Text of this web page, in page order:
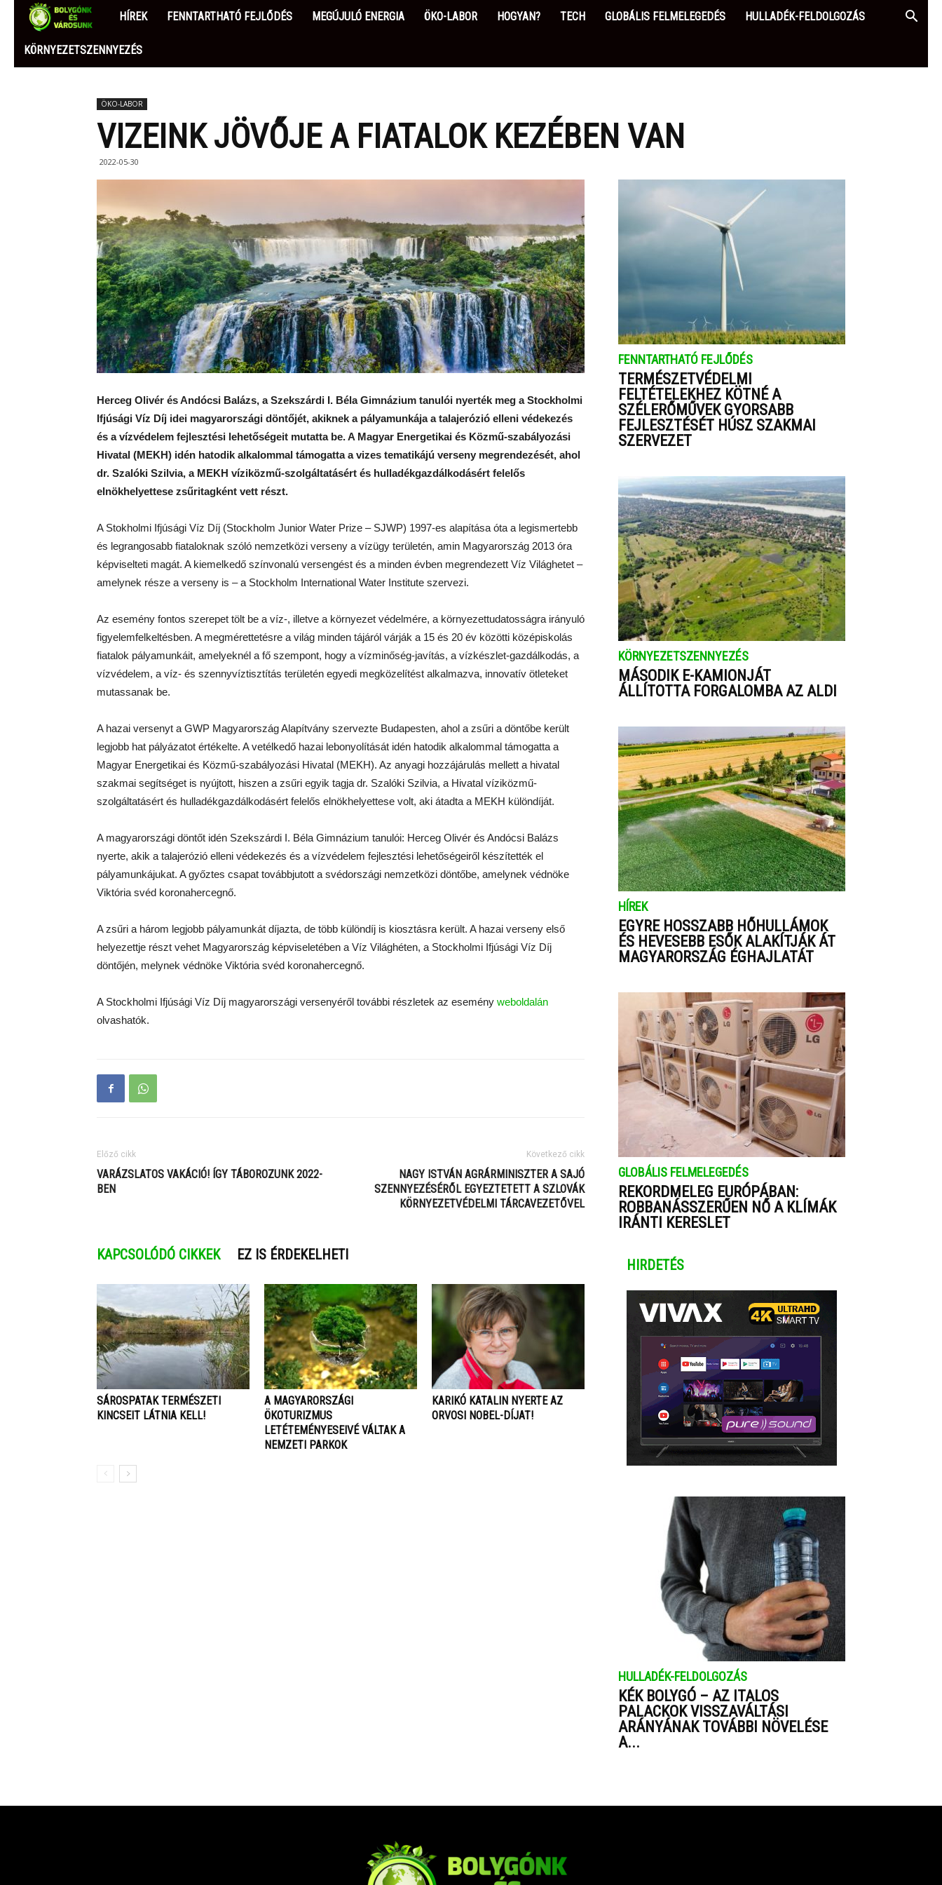
BOLYGÓNK
ÉS
HÍREK FENNTARTHATÓ FEJLŐDÉS MEGÚJULÓ ENERGIA ÖKO-LABOR HOGYAN? TECH GLOBÁLIS FELMELEGEDÉS HULLADÉK-FELDOLGOZÁS
KÖRNYEZETSZENNYEZÉS
ÖKO-LABOR
VIZEINK JÖVŐJE A FIATALOK KEZÉBEN VAN
2022-05-30
Herceg Olivér és Andócsi Balázs, a Szekszárdi I. Béla Gimnázium tanulói nyerték meg a Stockholmi
Ifjúsági Víz Díj idei magyarországi döntőjét, akiknek a pályamunkája a talajerózió elleni védekezés
és a vízvédelem fejlesztési lehetőségeit mutatta be. A Magyar Energetikai és Közmű-szabályozási
Hivatal (MEKH) idén hatodik alkalommal támogatta a vizes tematikájú verseny megrendezését, ahol
dr. Szalóki Szilvia, a MEKH víziközmű-szolgáltatásért és hulladékgazdálkodásért felelős
elnökhelyettese zsűritagként vett részt.
A Stokholmi Ifjúsági Víz Díj (Stockholm Junior Water Prize – SJWP) 1997-es alapítása óta a legismertebb
és legrangosabb fiataloknak szóló nemzetközi verseny a vízügy területén, amin Magyarország 2013 óra
képviselteti magát. A kiemelkedő színvonalú versengést és a minden évben megrendezett Víz Világhetet –
amelynek része a verseny is – a Stockholm International Water Institute szervezi.
Az esemény fontos szerepet tölt be a víz-, illetve a környezet védelmére, a környezettudatosságra irányuló
figyelemfelkeltésben. A megmérettetésre a világ minden tájáról várják a 15 és 20 év közötti középiskolás
fiatalok pályamunkáit, amelyeknél a fő szempont, hogy a vízminőség-javítás, a vízkészlet-gazdálkodás, a
vízvédelem, a víz- és szennyvíztisztítás területén egyedi megközelítést alkalmazva, innovatív ötleteket
mutassanak be.
A hazai versenyt a GWP Magyarország Alapítvány szervezte Budapesten, ahol a zsűri a döntőbe került
legjobb hat pályázatot értékelte. A vetélkedő hazai lebonyolítását idén hatodik alkalommal támogatta a
Magyar Energetikai és Közmű-szabályozási Hivatal (MEKH). Az anyagi hozzájárulás mellett a hivatal
szakmai segítséget is nyújtott, hiszen a zsűri egyik tagja dr. Szalóki Szilvia, a Hivatal víziközmű-
szolgáltatásért és hulladékgazdálkodásért felelős elnökhelyettese volt, aki átadta a MEKH különdíját.
A magyarországi döntőt idén Szekszárdi I. Béla Gimnázium tanulói: Herceg Olivér és Andócsi Balázs
nyerte, akik a talajerózió elleni védekezés és a vízvédelem fejlesztési lehetőségeiről készítették el
pályamunkájukat. A győztes csapat továbbjutott a svédországi nemzetközi döntőbe, amelynek védnöke
Viktória svéd koronahercegnő.
A zsűri a három legjobb pályamunkát díjazta, de több különdíj is kiosztásra került. A hazai verseny első
helyezettje részt vehet Magyarország képviseletében a Víz Világhéten, a Stockholmi Ifjúsági Víz Díj
döntőjén, melynek védnöke Viktória svéd koronahercegnő.
A Stockholmi Ifjúsági Víz Díj magyarországi versenyéről további részletek az esemény weboldalán
olvashatók.
Előző cikk
VARÁZSLATOS VAKÁCIÓ! ÍGY TÁBOROZUNK 2022-
BEN
Következő cikk
NAGY ISTVÁN AGRÁRMINISZTER A SAJÓ
SZENNYEZÉSÉRŐL EGYEZTETETT A SZLOVÁK
KÖRNYEZETVÉDELMI TÁRCAVEZETŐVEL
KAPCSOLÓDÓ CIKKEK EZ IS ÉRDEKELHETI
SÁROSPATAK TERMÉSZETI
KINCSEIT LÁTNIA KELL!
A MAGYARORSZÁGI
ÖKOTURIZMUS
LETÉTEMÉNYESEIVÉ VÁLTAK A
NEMZETI PARKOK
KARIKÓ KATALIN NYERTE AZ
ORVOSI NOBEL-DÍJAT!
FENNTARTHATÓ FEJLŐDÉS
TERMÉSZETVÉDELMI
FELTÉTELEKHEZ KÖTNÉ A
SZÉLERŐMŰVEK GYORSABB
FEJLESZTÉSÉT HÚSZ SZAKMAI
SZERVEZET
KÖRNYEZETSZENNYEZÉS
MÁSODIK E-KAMIONJÁT
ÁLLÍTOTTA FORGALOMBA AZ ALDI
HÍREK
EGYRE HOSSZABB HŐHULLÁMOK
ÉS HEVESEBB ESŐK ALAKÍTJÁK ÁT
MAGYARORSZÁG ÉGHAJLATÁT
GLOBÁLIS FELMELEGEDÉS
REKORDMELEG EURÓPÁBAN:
ROBBANÁSSZERŰEN NŐ A KLÍMÁK
IRÁNTI KERESLET
HIRDETÉS
HULLADÉK-FELDOLGOZÁS
KÉK BOLYGÓ – AZ ITALOS
PALACKOK VISSZAVÁLTÁSI
ARÁNYÁNAK TOVÁBBI NÖVELÉSE
A...